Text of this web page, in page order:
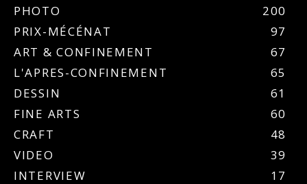
PHOTO
200
PRIX-MÉCÉNAT
97
ART & CONFINEMENT
67
L'APRES-CONFINEMENT
65
DESSIN
61
FINE ARTS
60
CRAFT
48
VIDEO
39
INTERVIEW
17